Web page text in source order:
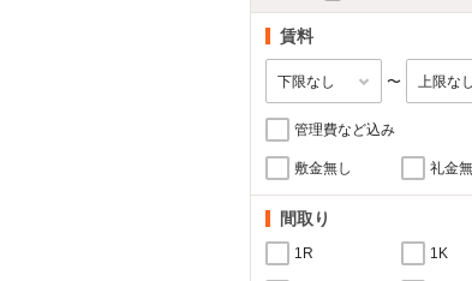
賃料
〜
管理費など込み
敷金無し 礼金
間取り
1R 1K